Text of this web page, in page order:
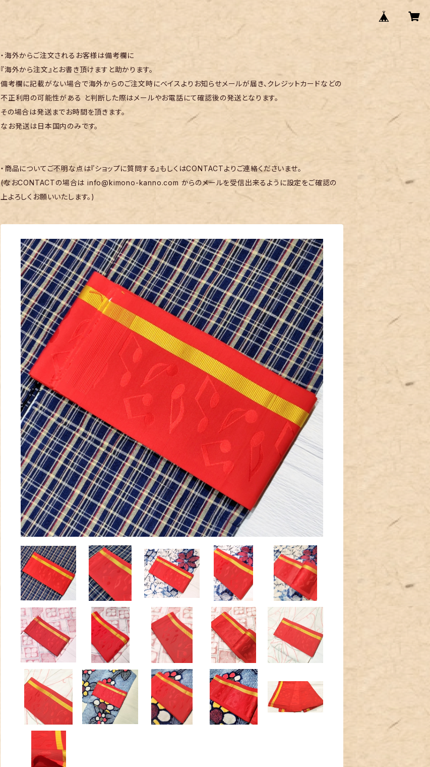
・海外からご注文されるお客様は備考欄に
『海外から注文』とお書き頂けますと助かります。
備考欄に記載がない場合で海外からのご注文時にベイスよりお知らせメールが届き、クレジットカードなどの
不正利用の可能性がある と判断した際はメールやお電話にて確認後の発送となります。
その場合は発送までお時間を頂きます。
なお発送は日本国内のみです。
・商品についてご不明な点は『ショップに質問する』もしくはCONTACTよりご連絡くださいませ。
(なおCONTACTの場合はinfo@kimono-kanno.com からのメールを受信出来るように設定をご確認の
上よろしくお願いいたします。)